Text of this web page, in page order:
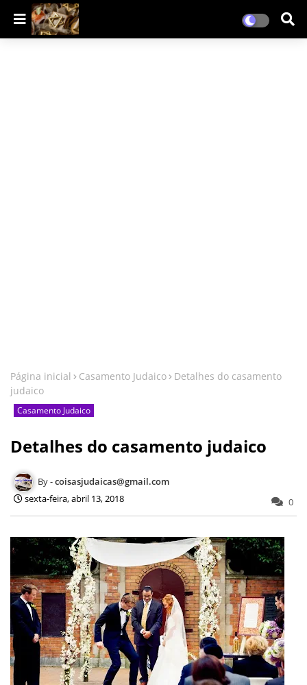
Página inicial Casamento Judaico
Detalhes do casamento
judaico
Casamento Judaico
Detalhes do casamento judaico
coisasjudaicas@gmail.com
sexta-feira, abril 13, 2018
0